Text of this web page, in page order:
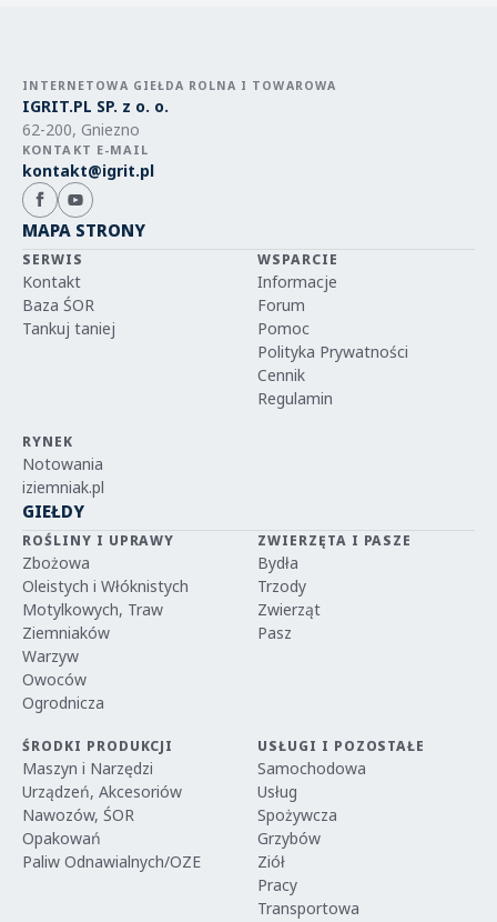
INTERNETOWA GIEŁDA ROLNA I TOWAROWA
IGRIT.PL SP. z o. o.
62-200, Gniezno
KONTAKT E-MAIL
kontakt@igrit.pl
MAPA STRONY
SERWIS
Kontakt
Baza ŚOR
Tankuj taniej
WSPARCIE
Informacje
Forum
Pomoc
Polityka Prywatności
Cennik
Regulamin
RYNEK
Notowania
iziemniak.pl
GIEŁDY
ROŚLINY I UPRAWY
Zbożowa
Oleistych i Włóknistych
Motylkowych, Traw
Ziemniaków
Warzyw
Owoców
Ogrodnicza
ZWIERZĘTA I PASZE
Bydła
Trzody
Zwierząt
Pasz
ŚRODKI PRODUKCJI
Maszyn i Narzędzi
Urządzeń, Akcesoriów
Nawozów, ŚOR
Opakowań
Paliw Odnawialnych/OZE
USŁUGI I POZOSTAŁE
Samochodowa
Usług
Spożywcza
Grzybów
Ziół
Pracy
Transportowa